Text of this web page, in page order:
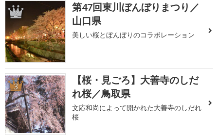
2
第47回東川ぼんぼりまつり／
山口県
美しい桜とぼんぼりのコラボレーション
3
【桜・見ごろ】大善寺のしだ
れ桜／鳥取県
文応和尚によって開かれた大善寺のしだれ
桜